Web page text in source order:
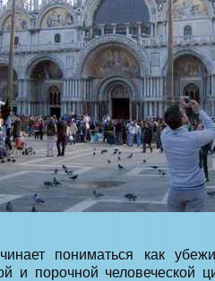
пониматься как
и порочной человеческой